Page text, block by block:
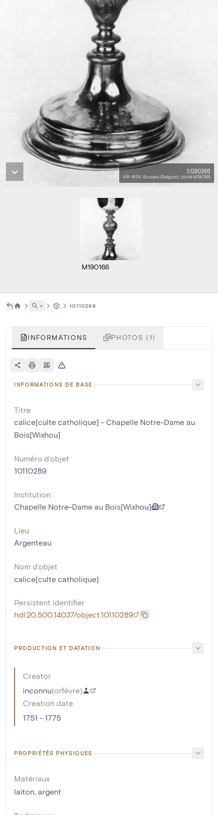
M190166
KIK-IRPA, Brussels (Belgium), cliché M190166
M190166
˅ 10110289
INFORMATIONS PHOTOS (1)
INFORMATIONS DE BASE
Titre
calice[culte catholique] - Chapelle Notre-Dame au
Bois[Wixhou]
Numéro d'objet
10110289
Institution
Chapelle Notre-Dame au Bois[Wixhou]
Lieu
Argenteau
Nom d'objet
calice[culte catholique]
Persistent identifier
hdl:20.500.14037/object.10110289
PRODUCTION ET DATATION
Creator
inconnu(orfèvre)
Creation date
1751 - 1775
PROPRIÉTÉS PHYSIQUES
Matériaux
laiton, argent